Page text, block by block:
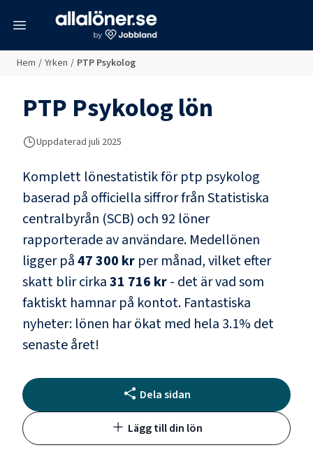
Hem / Yrken / PTP Psykolog
PTP Psykologlön
Uppdaterad juli 2025
Komplett lönestatistik förptp psykolog
baserad på officiella siffror från Statistiska
centralbyrån (SCB) och 92 löner
rapporterade av användare. Medellönen
ligger på47 300 kr per månad, vilket efter
skatt blir cirka31 716 kr- det är vad som
faktiskt hamnar på kontot. Fantastiska
nyheter: lönen har ökat med hela 3.1% det
senaste året!
Dela sidan
Lägg till din lön